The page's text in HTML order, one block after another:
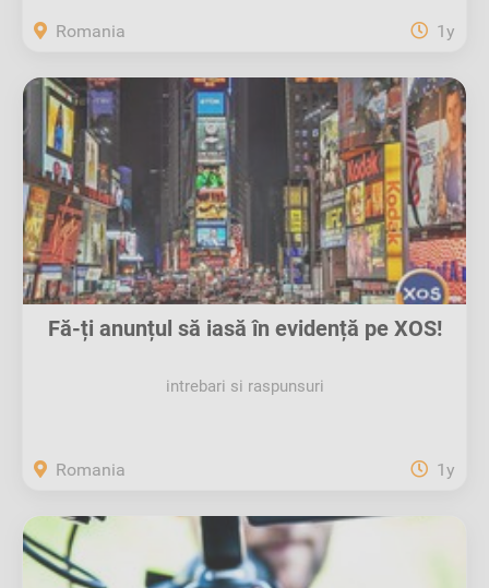
Romania 1y
Fă-ți anunțul să iasă în evidență pe XOS!
intrebari si raspunsuri
Romania 1y